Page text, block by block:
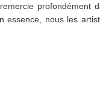
profondément
essence, nous les